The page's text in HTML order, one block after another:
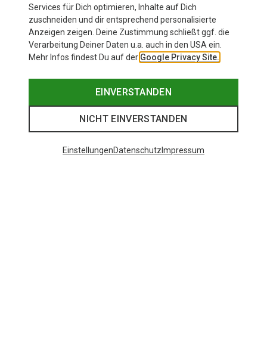
Sonnenbrille Micro Tasche
Ride Bar Erdnuss-Karamel
1,76 €
Services für Dich optimieren, Inhalte auf Dich
zuschneiden und dir entsprechend personalisierte
Anzeigen zeigen. Deine Zustimmung schließt ggf. die
Verarbeitung Deiner Daten u.a. auch in den USA ein.
Mehr Infos findest Du auf der Google Privacy Site.
EINVERSTANDEN
NICHT EINVERSTANDEN
EinstellungenDatenschutz Impressum